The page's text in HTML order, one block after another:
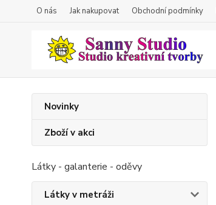
O nás Jak nakupovat Obchodní podmínky
Novinky
Zboží v akci
Látky - galanterie - oděvy
Látky v metráži